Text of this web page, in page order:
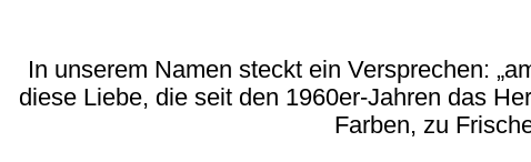
In unserem Namen steckt ein Versprechen:
diese Liebe, die seit den 1960er-Jahren das
Farben, zu